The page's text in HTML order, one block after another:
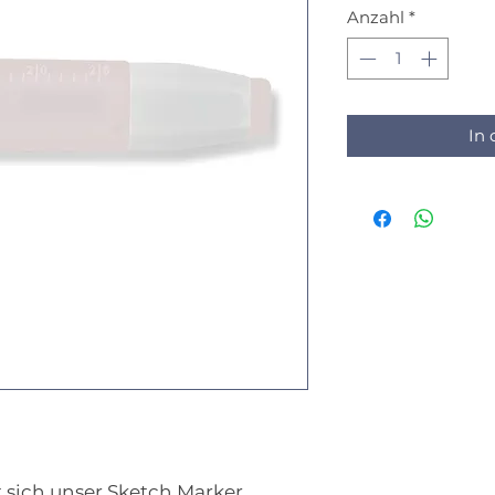
Anzahl *
In